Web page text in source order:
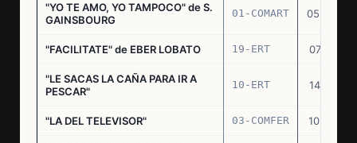
"YO TE AMO, YO TAMPOCO" de S.
GAINSBOURG
01-COMART 05.02.70
"FACILITATE" de EBER LOBATO 19-ERT 07.10.70
"LE SACAS LA CAÑA PARA IR A
PESCAR"
10-ERT 14.07.71
"LA DEL TELEVISOR" 03-COMFER 10.01.73